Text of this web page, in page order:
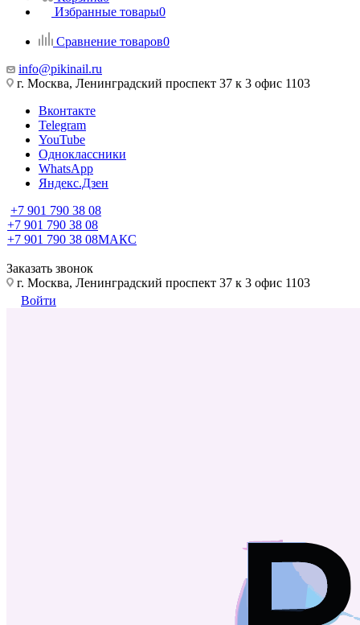
Избранные товары0
Сравнение товаров0
info@pikinail.ru
г. Москва, Ленинградский проспект 37 к 3 офис 1103
Вконтакте
Telegram
YouTube
Одноклассники
WhatsApp
Яндекс.Дзен
+7 901 790 38 08
+7 901 790 38 08
+7 901 790 38 08МАКС
Заказать звонок
г. Москва, Ленинградский проспект 37 к 3 офис 1103
Войти